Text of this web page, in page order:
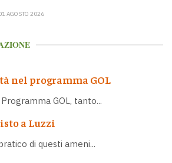
AGOSTO 2026
nel programma GOL
GOL, tanto...
a Luzzi
di questi ameni...